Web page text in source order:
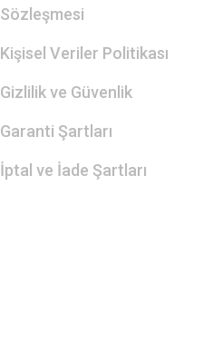
Sözleşmesi
Kişisel Veriler Politikası
Gizlilik ve Güvenlik
Garanti Şartları
İptal ve İade Şartları